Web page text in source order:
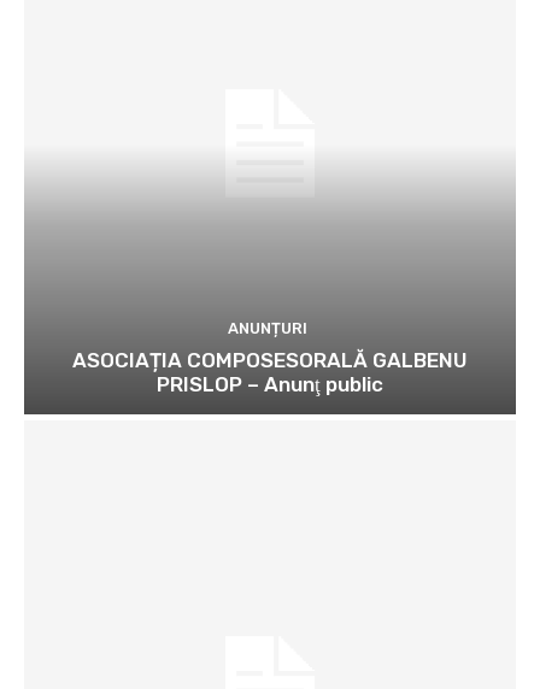
ANUNȚURI
ASOCIAȚIA COMPOSESORALĂ GALBENU
PRISLOP – Anunţ public